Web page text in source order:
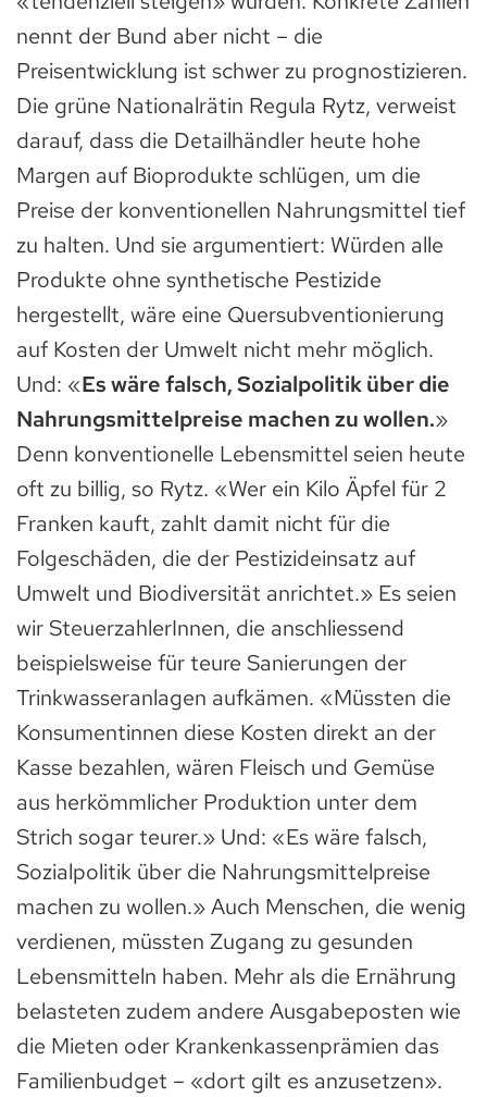
nennt der Bund aber nicht – die
Preisentwicklung ist schwer zu prognostizieren.
Die grüne Nationalrätin Regula Rytz, verweist
darauf, dass die Detailhändler heute hohe
Margen auf Bioprodukte schlügen, um die
Preise der konventionellen Nahrungsmittel tief
zu halten. Und sie argumentiert: Würden alle
Produkte ohne synthetische Pestizide
hergestellt, wäre eine Quersubventionierung
auf Kosten der Umwelt nicht mehr möglich.
Und: «Es wäre falsch, Sozialpolitik über die
Nahrungsmittelpreise machen zu wollen.»
Denn konventionelle Lebensmittel seien heute
oft zu billig, so Rytz. «Wer ein Kilo Äpfel für 2
Franken kauft, zahlt damit nicht für die
Folgeschäden, die der Pestizideinsatz auf
Umwelt und Biodiversität anrichtet.» Es seien
wir SteuerzahlerInnen, die anschliessend
beispielsweise für teure Sanierungen der
Trinkwasseranlagen aufkämen. «Müssten die
Konsumentinnen diese Kosten direkt an der
Kasse bezahlen, wären Fleisch und Gemüse
aus herkömmlicher Produktion unter dem
Strich sogar teurer.» Und: «Es wäre falsch,
Sozialpolitik über die Nahrungsmittelpreise
machen zu wollen.» Auch Menschen, die wenig
verdienen, müssten Zugang zu gesunden
Lebensmitteln haben. Mehr als die Ernährung
belasteten zudem andere Ausgabeposten wie
die Mieten oder Krankenkassenprämien das
Familienbudget – «dort gilt es anzusetzen».